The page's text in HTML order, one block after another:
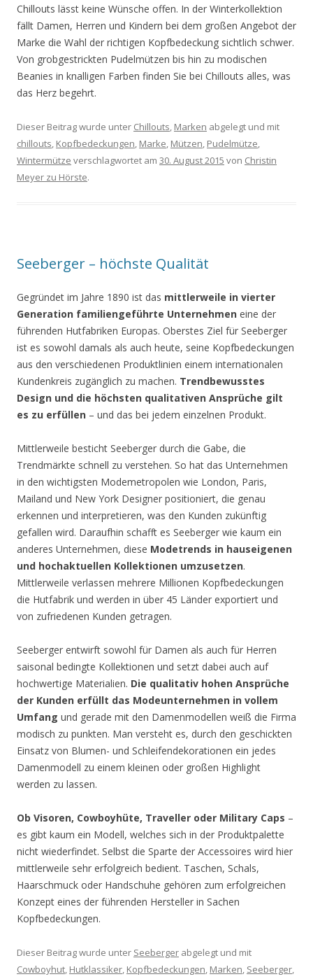
Chillouts lässt keine Wünsche offen. In der Winterkollektion
fällt Damen, Herren und Kindern bei dem großen Angebot der
Marke die Wahl der richtigen Kopfbedeckung sichtlich schwer.
Von grobgestrickten Pudelmützen bis hin zu modischen
Beanies in knalligen Farben finden Sie bei Chillouts alles, was
das Herz begehrt.
Dieser Beitrag wurde unter Chillouts, Marken abgelegt und mit
chillouts, Kopfbedeckungen, Marke, Mützen, Pudelmütze,
Wintermütze verschlagwortet am 30. August 2015 von Christin
Meyer zu Hörste.
Seeberger – höchste Qualität
Gegründet im Jahre 1890 ist das mittlerweile in vierter
Generation familiengeführte Unternehmen eine der
führenden Hutfabriken Europas. Oberstes Ziel für Seeberger
ist es sowohl damals als auch heute, seine Kopfbedeckungen
aus den verschiedenen Produktlinien einem internationalen
Kundenkreis zugänglich zu machen. Trendbewusstes
Design und die höchsten qualitativen Ansprüche gilt
es zu erfüllen – und das bei jedem einzelnen Produkt.
Mittlerweile besticht Seeberger durch die Gabe, die
Trendmärkte schnell zu verstehen. So hat das Unternehmen
in den wichtigsten Modemetropolen wie London, Paris,
Mailand und New York Designer positioniert, die genau
erkennen und interpretieren, was den Kunden zukünftig
gefallen wird. Daraufhin schafft es Seeberger wie kaum ein
anderes Unternehmen, diese Modetrends in hauseigenen
und hochaktuellen Kollektionen umzusetzen.
Mittlerweile verlassen mehrere Millionen Kopfbedeckungen
die Hutfabrik und werden in über 45 Länder exportiert und
von zufriedenen Kunden getragen.
Seeberger entwirft sowohl für Damen als auch für Herren
saisonal bedingte Kollektionen und setzt dabei auch auf
hochwertige Materialien. Die qualitativ hohen Ansprüche
der Kunden erfüllt das Modeunternehmen in vollem
Umfang und gerade mit den Damenmodellen weiß die Firma
modisch zu punkten. Man versteht es, durch den geschickten
Einsatz von Blumen- und Schleifendekorationen ein jedes
Damenmodell zu einem kleinen oder großen Highlight
werden zu lassen.
Ob Visoren, Cowboyhüte, Traveller oder Military Caps –
es gibt kaum ein Modell, welches sich in der Produktpalette
nicht wiederfindet. Selbst die Sparte der Accessoires wird hier
mittlerweile sehr erfolgreich bedient. Taschen, Schals,
Haarschmuck oder Handschuhe gehören zum erfolgreichen
Konzept eines der führenden Hersteller in Sachen
Kopfbedeckungen.
Dieser Beitrag wurde unter Seeberger abgelegt und mit
Cowboyhut, Hutklassiker, Kopfbedeckungen, Marken, Seeberger,